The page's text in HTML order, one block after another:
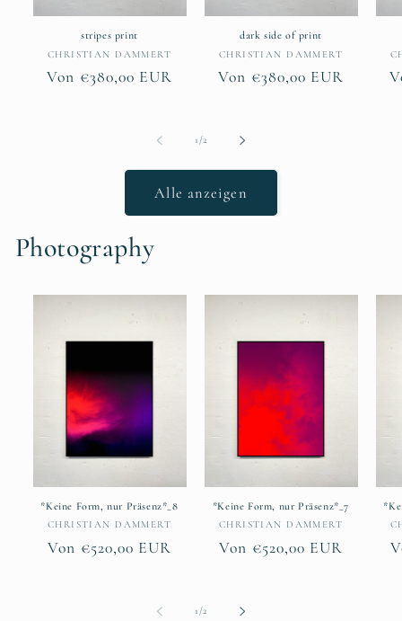
stripes print
Anbieter:
CHRISTIAN DAMMERT
Normaler
Von €380,00 EUR
dark side of print
Anbieter:
CHRISTIAN DAMMERT
Normaler
Von €380,00 EUR
1 /von
2
Alle anzeigen
Photography
*Keine Form, nur Präsenz*_8
Anbieter:
CHRISTIAN DAMMERT
Normaler
Von €520,00 EUR
*Keine Form, nur Präsenz*_7
Anbieter:
CHRISTIAN DAMMERT
Normaler
Von €520,00 EUR
1 /von
2